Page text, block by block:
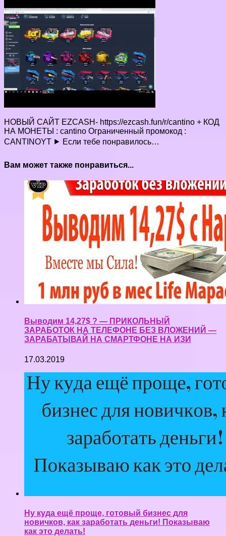
НОВЫЙ САЙТ EZCASH- https://ezcash.fun/r/cantino + КОД
НА МОНЕТЫ : cantino Ограниченный промокод :
CANTINOYT ⯈ Если тебе понравилось…
Вам может также понравиться...
Выводим 14,27$ ? — ПРИКОЛЬНЫЙ
ЗАРАБОТОК НА ТЕЛЕФОНЕ БЕЗ ВЛОЖЕНИЙ —
ЗАРАБАТЫВАЙ НА СМАРТФОНЕ НА ИЗИ
17.03.2019
Ну куда ещё проще, готовый бизнес для
новичков, как заработать деньги! Показываю
как это делать!